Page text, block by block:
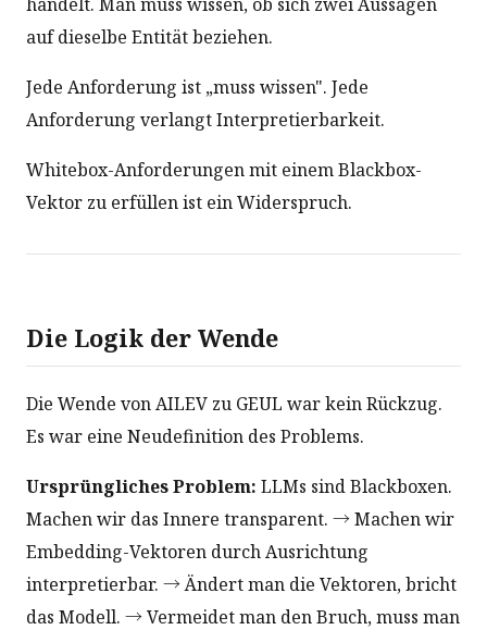
auf dieselbe Entität beziehen.
Jede Anforderung ist „muss wissen". Jede
Anforderung verlangt Interpretierbarkeit.
Whitebox-Anforderungen mit einem Blackbox-
Vektor zu erfüllen ist ein Widerspruch.
Die Logik der Wende
Die Wende von AILEV zu GEUL war kein Rückzug.
Es war eine Neudefinition des Problems.
Ursprüngliches Problem: LLMs sind Blackboxen.
Machen wir das Innere transparent. → Machen wir
Embedding-Vektoren durch Ausrichtung
interpretierbar. → Ändert man die Vektoren, bricht
das Modell. → Vermeidet man den Bruch, muss man